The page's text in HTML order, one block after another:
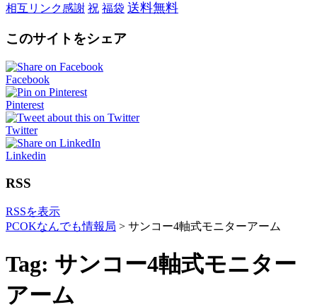
相互リンク感謝 祝 福袋 送料無料
このサイトをシェア
Facebook
Pinterest
Twitter
Linkedin
RSS
RSSを表示
PCOKなんでも情報局 > サンコー4軸式モニターアーム
Tag: サンコー4軸式モニター
アーム